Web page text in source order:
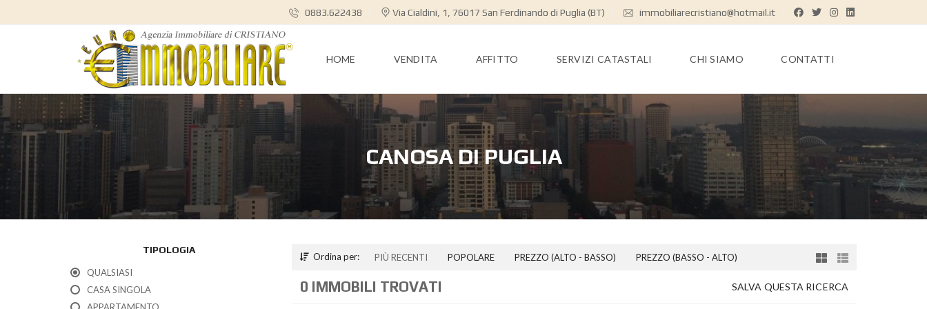
0883.622438 Via Cialdini, 1, 76017 San Ferdinando di Puglia (BT) immobiliarecristiano@hotmail.it
HOME VENDITA AFFITTO SERVIZI CATASTALI CHI SIAMO CONTATTI
CANOSA DI PUGLIA
TIPOLOGIA
QUALSIASI
CASA SINGOLA
Ordina per: PIÙ RECENTI POPOLARE PREZZO (ALTO - BASSO) PREZZO (BASSO - ALTO)
SALVA QUESTA RICERCA
0 IMMOBILI TROVATI